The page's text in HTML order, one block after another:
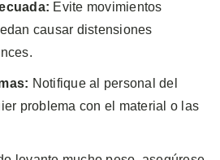
Evite movimientos
causar distensiones
Notifique al personal del
problema con el material o las